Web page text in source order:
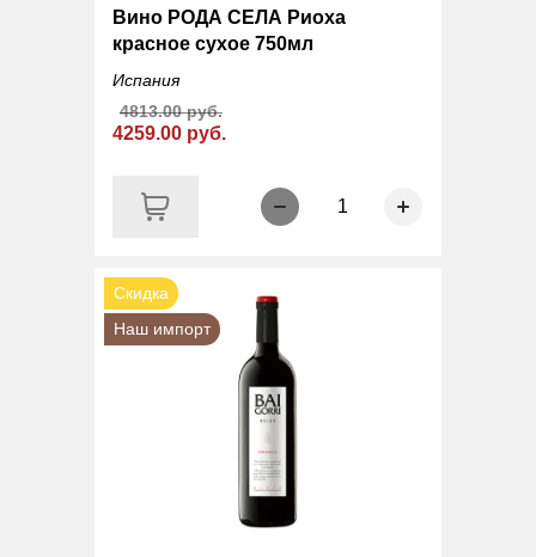
Вино РОДА СЕЛА Риоха
красное сухое 750мл
Испания
4259.00 руб.
4813.00 руб.
1
Скидка
Наш импорт